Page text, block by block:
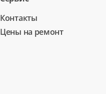
Контакты
Цены на ремонт